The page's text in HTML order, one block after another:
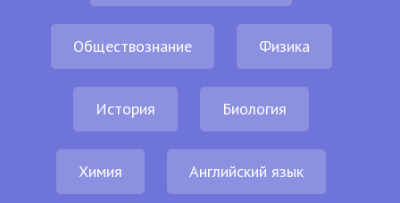
Обществознание Физика
История Биология
Химия Английский язык